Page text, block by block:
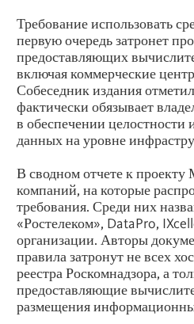
Требование использовать
первую очередь затронет
предоставляющих
включая коммерческие
Собеседник издания
фактически обязывает
в обеспечении целостности
данных на уровне
В сводном отчете к
компаний, на которые
требования. Среди них
«Ростелеком», DataPro,
организации. Авторы
правила затронут не всех
реестра Роскомнадзора, а
предоставляющие
размещения